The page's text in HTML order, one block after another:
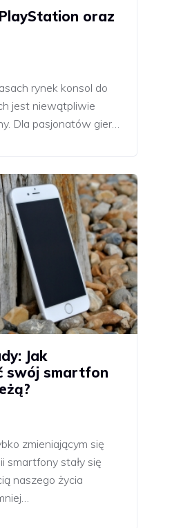
oraz
rynek konsol do
jest niewątpliwie
Dla pasjonatów gier…
Jak
swój smartfon
zmieniającym się
smartfony stały się
naszego życia